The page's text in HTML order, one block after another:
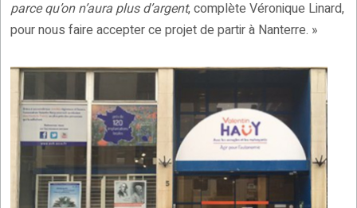
parce qu’on n’aura plus d’argent, complète Véronique Linard,
pour nous faire accepter ce projet de partir à Nanterre. »